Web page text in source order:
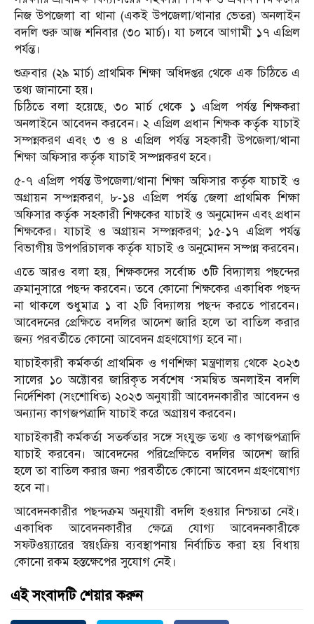
নিজ উপজেলা বা থানা (একই উপজেলা/থানার ভেতর) অনলাইন
বদলি শুরু আজ শনিবার (৩০ মার্চ)। যা চলবে আগামী ১৭ এপ্রিল
পর্যন্ত।
শুক্রবার (২৯ মার্চ) প্রাথমিক শিক্ষা অধিদপ্তর থেকে এক চিঠিতে এ
তথ্য জানানো হয়।
চিঠিতে বলা হয়েছে, ৩০ মার্চ থেকে ১ এপ্রিল পর্যন্ত শিক্ষকরা
অনলাইনে আবেদন করবেন। ২ এপ্রিল প্রধান শিক্ষক কর্তৃক যাচাই
সম্পন্নকরণ এবং ৩ ও ৪ এপ্রিল পর্যন্ত সহকারী উপজেলা/থানা
শিক্ষা অফিসার কর্তৃক যাচাই সম্পন্নকরণ হবে।
৫-৭ এপ্রিল পর্যন্ত উপজেলা/থানা শিক্ষা অফিসার কর্তৃক যাচাই ও
অগ্রায়ন সম্পন্নকরণ, ৮-১৪ এপ্রিল পর্যন্ত জেলা প্রাথমিক শিক্ষা
অফিসার কর্তৃক সহকারী শিক্ষকের যাচাই ও অনুমোদন এবং প্রধান
শিক্ষকের। যাচাই ও অগ্রায়ন সম্পন্নকরণ; ১৫-১৭ এপ্রিল পর্যন্ত
বিভাগীয় উপপরিচালক কর্তৃক যাচাই ও অনুমোদন সম্পন্ন করবেন।
এতে আরও বলা হয়, শিক্ষকদের সর্বোচ্চ ৩টি বিদ্যালয় পছন্দের
ক্রমানুসারে পছন্দ করবেন। তবে কোনো শিক্ষকের একাধিক পছন্দ
না থাকলে শুধুমাত্র ১ বা ২টি বিদ্যালয় পছন্দ করতে পারবেন।
আবেদনের প্রেক্ষিতে বদলির আদেশ জারি হলে তা বাতিল করার
জন্য পরবর্তীতে কোনো আবেদন গ্রহণযোগ্য হবে না।
যাচাইকারী কর্মকর্তা প্রাথমিক ও গণশিক্ষা মন্ত্রণালয় থেকে ২০২৩
সালের ১০ অক্টোবর জারিকৃত সর্বশেষ ‘সমন্বিত অনলাইন বদলি
নির্দেশিকা (সংশোধিত) ২০২৩ অনুযায়ী আবেদনকারীর আবেদন ও
অন্যান্য কাগজপত্রাদি যাচাই করে অগ্রায়ণ করবেন।
যাচাইকারী কর্মকর্তা সতর্কতার সঙ্গে সংযুক্ত তথ্য ও কাগজপত্রাদি
যাচাই করবেন। আবেদনের পরিপ্রেক্ষিতে বদলির আদেশ জারি
হলে তা বাতিল করার জন্য পরবর্তীতে কোনো আবেদন গ্রহণযোগ্য
হবে না।
আবেদনকারীর পছন্দক্রম অনুযায়ী বদলি হওয়ার নিশ্চয়তা নেই।
একাধিক আবেদনকারীর ক্ষেত্রে যোগ্য আবেদনকারীকে
সফটওয়্যারের স্বয়ংক্রিয় ব্যবস্থাপনায় নির্বাচিত করা হয় বিধায়
কোনো রকম হস্তক্ষেপের সুযোগ নেই।
এই সংবাদটি শেয়ার করুন